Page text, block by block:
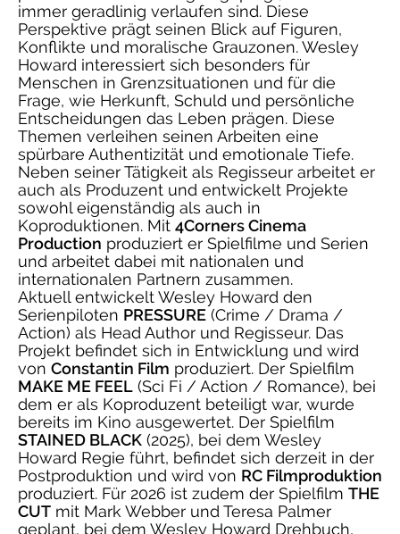
immer geradlinig verlaufen sind. Diese
Perspektive prägt seinen Blick auf Figuren,
Konflikte und moralische Grauzonen. Wesley
Howard interessiert sich besonders für
Menschen in Grenzsituationen und für die
Frage, wie Herkunft, Schuld und persönliche
Entscheidungen das Leben prägen. Diese
Themen verleihen seinen Arbeiten eine
spürbare Authentizität und emotionale Tiefe.
Neben seiner Tätigkeit als Regisseur arbeitet er
auch als Produzent und entwickelt Projekte
sowohl eigenständig als auch in
Koproduktionen. Mit 4Corners Cinema
Production produziert er Spielfilme und Serien
und arbeitet dabei mit nationalen und
internationalen Partnern zusammen.
Aktuell entwickelt Wesley Howard den
Serienpiloten PRESSURE (Crime / Drama /
Action) als Head Author und Regisseur. Das
Projekt befindet sich in Entwicklung und wird
von Constantin Film produziert. Der Spielfilm
MAKE ME FEEL (Sci Fi / Action / Romance), bei
dem er als Koproduzent beteiligt war, wurde
bereits im Kino ausgewertet. Der Spielfilm
STAINED BLACK (2025), bei dem Wesley
Howard Regie führt, befindet sich derzeit in der
Postproduktion und wird von RC Filmproduktion
produziert. Für 2026 ist zudem der Spielfilm THE
CUT mit Mark Webber und Teresa Palmer
geplant, bei dem Wesley Howard Drehbuch,